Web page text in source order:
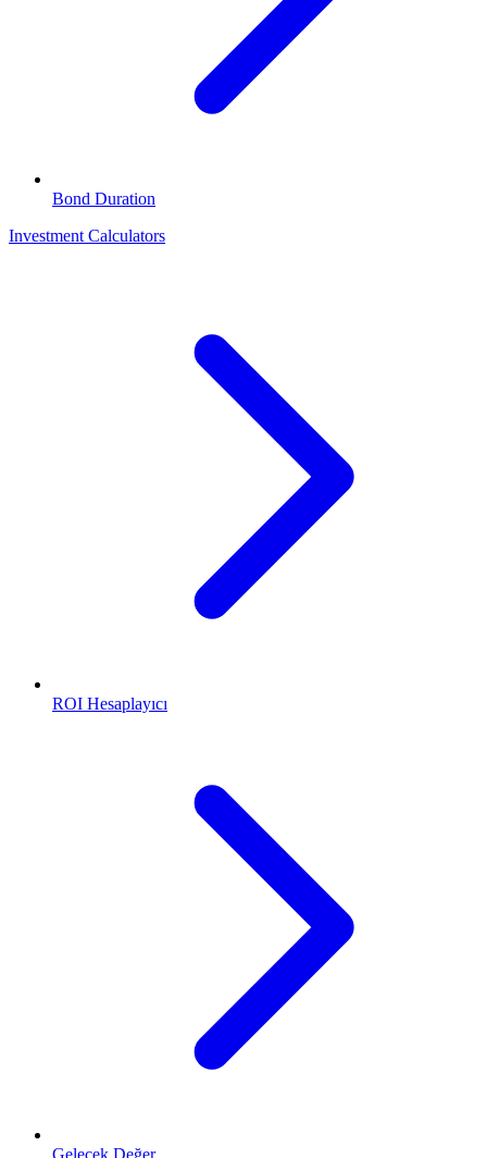
Bond Duration
Investment Calculators
ROI Hesaplayıcı
Gelecek Değer